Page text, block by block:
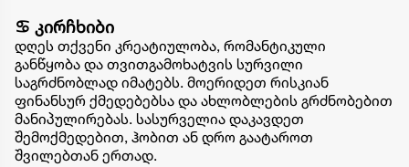
♋ კირჩხიბი
დღეს თქვენი კრეატიულობა, რომანტიკული
განწყობა და თვითგამოხატვის სურვილი
საგრძნობლად იმატებს. მოერიდეთ რისკიან
ფინანსურ ქმედებებსა და ახლობლების გრძნობებით
მანიპულირებას. სასურველია დაკავდეთ
შემოქმედებით, ჰობით ან დრო გაატაროთ
შვილებთან ერთად.